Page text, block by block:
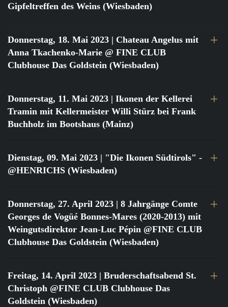
Gipfeltreffen des Weins (Wiesbaden)
Donnerstag, 18. Mai 2023 | Chateau Angelus mit
Anna Tkachenko-Marie @ FINE CLUB
Clubhouse Das Goldstein (Wiesbaden)
Donnerstag, 11. Mai 2023 | Ikonen der Kellerei
Tramin mit Kellermeister Willi Stürz bei Frank
Buchholz im Bootshaus (Mainz)
Dienstag, 09. Mai 2023 | "Die Ikonen Südtirols" -
@HENRICHS (Wiesbaden)
Donnerstag, 27. April 2023 | 8 Jahrgänge Comte
Georges de Vogüé Bonnes-Mares (2020-2013) mit
Weingutsdirektor Jean-Luc Pépin @FINE CLUB
Clubhouse Das Goldstein (Wiesbaden)
Freitag, 14. April 2023 | Bruderschaftsabend St.
Christoph @FINE CLUB Clubhouse Das
Goldstein (Wiesbaden)